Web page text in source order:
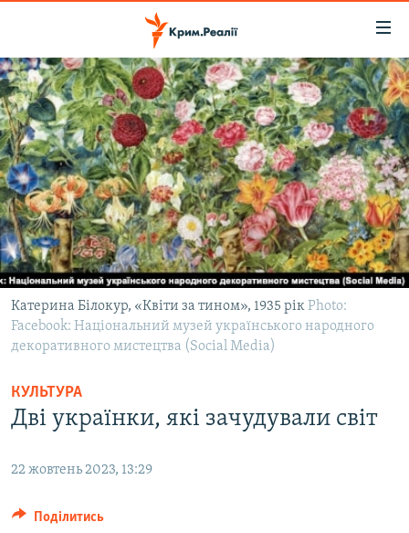
Перейти
до
основного
матеріалу
Перейти
до
основної
навігації
Перейти
до
пошуку
НОВИНИ
ВОДА.КРИМ
ВІДЕО ТА ФОТО
ПОЛІТИКА
БЛОГИ
ПОГЛЯД
ВСЕ ЗА ДЕНЬ
ДЕПОРТАЦІЯ
ВІДЕОУРОКИ «ELIFBE»
ІНФОГРАФІКА
ЯК ОБІЙТИ БЛОКУВАННЯ
Qırımtatar
ДОЛУЧАЙСЯ!
Катерина Білокур, «Квіти за тином», 1935 рікPhoto:
Facebook: Національний музей українського народного
декоративного мистецтва (Social Media)
КУЛЬТУРА
Дві українки, які зачудували світ
22 жовтень 2023, 13:29
Поділитись